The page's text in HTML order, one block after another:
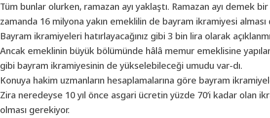
Tüm bunlar olurken, ramazan ayı yaklaştı. Ramazan ayı demek
zamanda 16 milyona yakın emeklilin de bayram ikramiyesi
Bayram ikramiyeleri hatırlayacağınız gibi 3 bin lira olarak
Ancak emeklinin büyük bölümünde hâlâ memur emeklisine
gibi bayram ikramiyesinin de yükselebileceği umudu var-dı.
Konuya hakim uzmanların hesaplamalarına göre bayram
Zira neredeyse 10 yıl önce asgari ücretin yüzde 70’i kadar olan
olması gerekiyor.